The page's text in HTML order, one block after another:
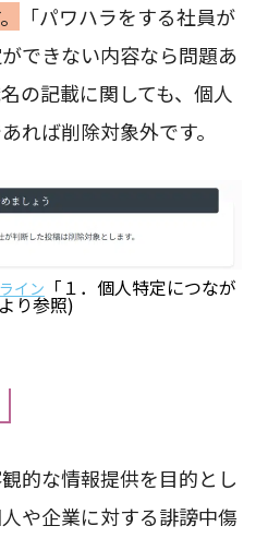
「パワハラをする社員が
できない内容なら問題あ
の記載に関しても、個人
れば削除対象外です。
イン 「１．個人特定につなが
り参照)
的な情報提供を目的とし
や企業に対する誹謗中傷